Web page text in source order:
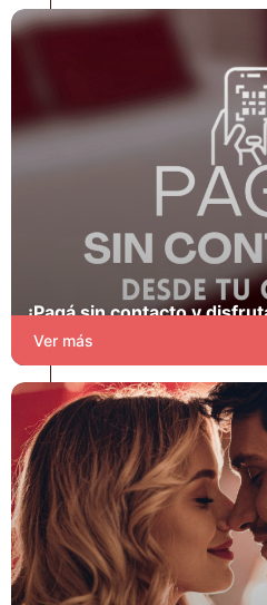
¡Pagá sin contacto y
Blog
Ver más